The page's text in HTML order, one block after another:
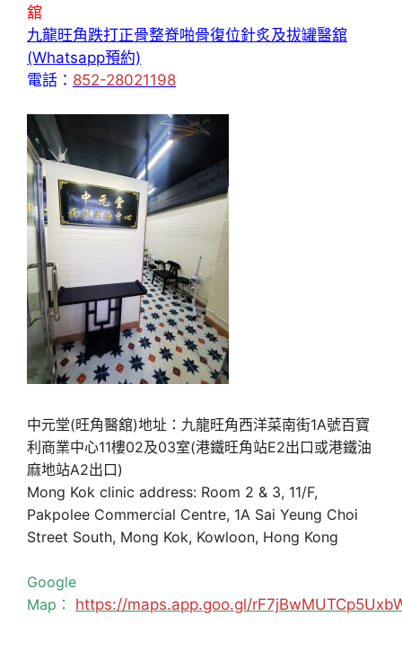
舘
九龍旺角跌打正骨整脊啪骨復位針炙及拔罐醫舘
(Whatsapp預約)
電話： 852-28021198
中元堂(旺角醫舘)地址：九龍旺角西洋菜南街1A號百寶
利商業中心11樓02及03室(港鐵旺角站E2出口或港鐵油
麻地站A2出口)
Mong Kok clinic address: Room 2 & 3, 11/F,
Pakpolee Commercial Centre, 1A Sai Yeung Choi
Street South, Mong Kok, Kowloon, Hong Kong
Google
Map： https://maps.app.goo.gl/